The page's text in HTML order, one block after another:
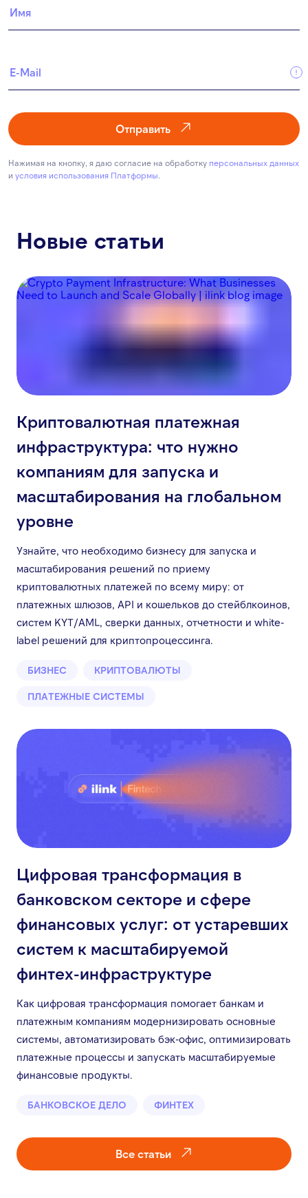
Отправить
Нажимая на кнопку, я даю согласие на обработку персональных данных
и условия использования Платформы.
Новые статьи
Криптовалютная платежная
инфраструктура: что нужно
компаниям для запуска и
масштабирования на глобальном
уровне
Узнайте, что необходимо бизнесу для запуска и
масштабирования решений по приему
криптовалютных платежей по всему миру: от
платежных шлюзов, API и кошельков до стейблкоинов,
систем KYT/AML, сверки данных, отчетности и white-
label решений для криптопроцессинга.
БИЗНЕС КРИПТОВАЛЮТЫ
ПЛАТЕЖНЫЕ СИСТЕМЫ
Цифровая трансформация в
банковском секторе и сфере
финансовых услуг: от устаревших
систем к масштабируемой
финтех-инфраструктуре
Как цифровая трансформация помогает банкам и
платежным компаниям модернизировать основные
системы, автоматизировать бэк-офис, оптимизировать
платежные процессы и запускать масштабируемые
финансовые продукты.
БАНКОВСКОЕ ДЕЛО ФИНТЕХ
Все статьи